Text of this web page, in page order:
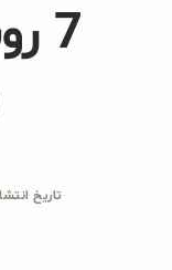
محصولات
شیرین
7
تاریخ